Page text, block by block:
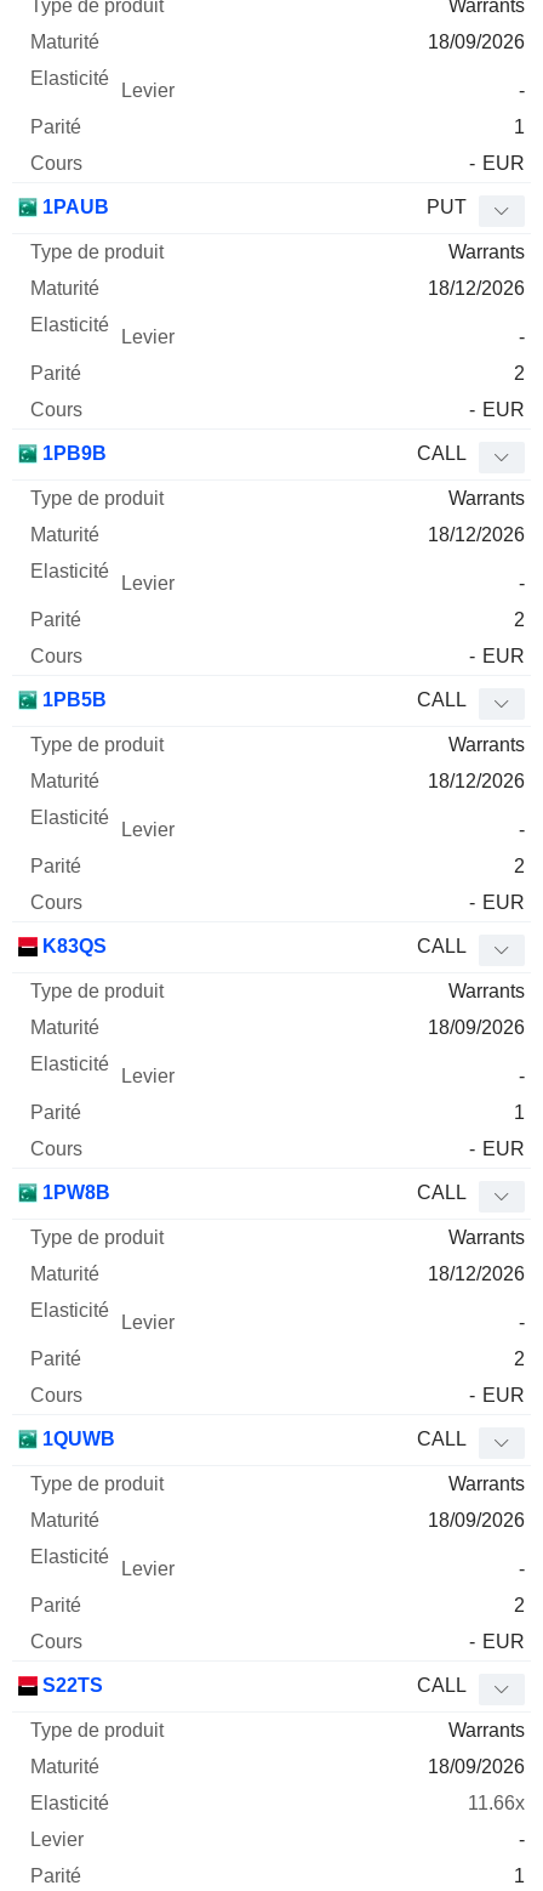
Warrants
18/09/2026
-
1
- EUR
1PAUB PUT
Warrants
18/12/2026
-
2
- EUR
1PB9B CALL
Warrants
18/12/2026
-
2
- EUR
1PB5B CALL
Warrants
18/12/2026
-
2
- EUR
K83QS CALL
Warrants
18/09/2026
-
1
- EUR
1PW8B CALL
Warrants
18/12/2026
-
2
- EUR
1QUWB CALL
Warrants
18/09/2026
-
2
- EUR
S22TS CALL
Warrants
18/09/2026
11.66x
-
1